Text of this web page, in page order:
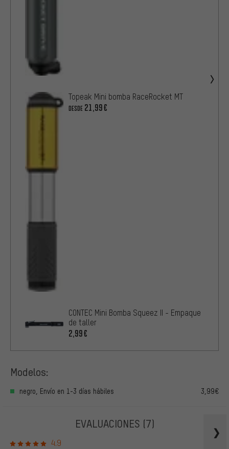
Topeak Mini bomba RaceRocket MT
DESDE 21,99€
CONTEC Mini Bomba Squeez II - Empaque
de taller
2,99€
Modelos:
negro, Envío en 1-3 días hábiles 3,99€
EVALUACIONES (7)
4.9